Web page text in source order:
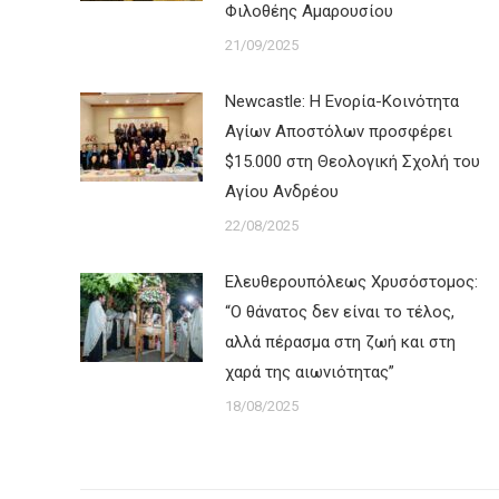
Φιλοθέης Αμαρουσίου
21/09/2025
Newcastle: Η Ενορία-Κοινότητα
Αγίων Αποστόλων προσφέρει
$15.000 στη Θεολογική Σχολή του
Αγίου Ανδρέου
22/08/2025
Ελευθερουπόλεως Χρυσόστομος:
“Ο θάνατος δεν είναι το τέλος,
αλλά πέρασμα στη ζωή και στη
χαρά της αιωνιότητας”
18/08/2025